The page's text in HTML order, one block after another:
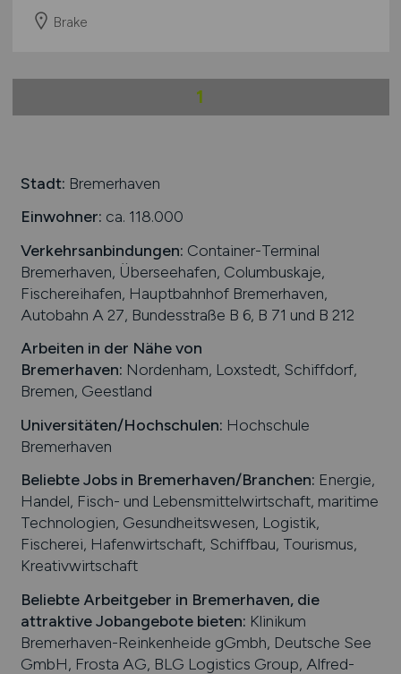
Brake
1
Stadt: Bremerhaven
Einwohner: ca. 118.000
Verkehrsanbindungen: Container-Terminal
Bremerhaven, Überseehafen, Columbuskaje,
Fischereihafen, Hauptbahnhof Bremerhaven,
Autobahn A 27, Bundesstraße B 6, B 71 und B 212
Arbeiten in der Nähe von
Bremerhaven: Nordenham, Loxstedt, Schiffdorf,
Bremen, Geestland
Universitäten/Hochschulen: Hochschule
Bremerhaven
Beliebte Jobs in Bremerhaven/Branchen: Energie,
Handel, Fisch- und Lebensmittelwirtschaft, maritime
Technologien, Gesundheitswesen, Logistik,
Fischerei, Hafenwirtschaft, Schiffbau, Tourismus,
Kreativwirtschaft
Beliebte Arbeitgeber in Bremerhaven, die
attraktive Jobangebote bieten: Klinikum
Bremerhaven-Reinkenheide gGmbh, Deutsche See
GmbH, Frosta AG, BLG Logistics Group, Alfred-